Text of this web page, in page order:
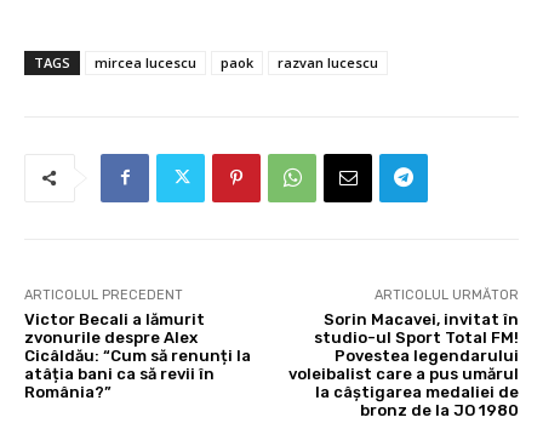
TAGS mircea lucescu paok razvan lucescu
ARTICOLUL PRECEDENT
Victor Becali a lămurit
zvonurile despre Alex
Cicâldău: “Cum să renunți la
atâția bani ca să revii în
România?”
ARTICOLUL URMĂTOR
Sorin Macavei, invitat în
studio-ul Sport Total FM!
Povestea legendarului
voleibalist care a pus umărul
la câștigarea medaliei de
bronz de la JO 1980